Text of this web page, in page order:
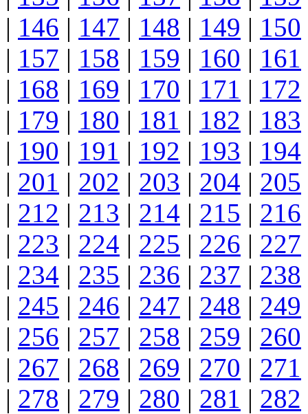
| 146 | 147 | 148 | 149 | 150
| 157 | 158 | 159 | 160 | 161
| 168 | 169 | 170 | 171 | 172
| 179 | 180 | 181 | 182 | 183
| 190 | 191 | 192 | 193 | 194
| 201 | 202 | 203 | 204 | 205
| 212 | 213 | 214 | 215 | 216
| 223 | 224 | 225 | 226 | 227
| 234 | 235 | 236 | 237 | 238
| 245 | 246 | 247 | 248 | 249
| 256 | 257 | 258 | 259 | 260
| 267 | 268 | 269 | 270 | 271
| 278 | 279 | 280 | 281 | 282